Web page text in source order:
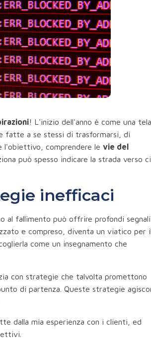
! L'inizio dell'anno è come una tela
fatte a se stessi di trasformarsi, di
l'obiettivo, comprendere le vie del
può spesso indicare la strada verso
inefficaci
al fallimento può offrire profondi segnali
e compreso, diventa un viatico per il
come un insegnamento che
con strategie che talvolta promettono
di partenza. Queste strategie
dalla mia esperienza con i clienti, ed